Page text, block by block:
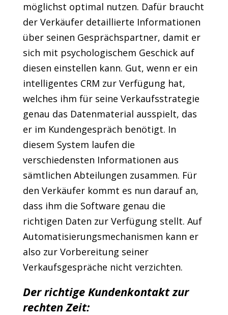
möglichst optimal nutzen. Dafür braucht
der Verkäufer detaillierte Informationen
über seinen Gesprächspartner, damit er
sich mit psychologischem Geschick auf
diesen einstellen kann. Gut, wenn er ein
intelligentes CRM zur Verfügung hat,
welches ihm für seine Verkaufsstrategie
genau das Datenmaterial ausspielt, das
er im Kundengespräch benötigt. In
diesem System laufen die
verschiedensten Informationen aus
sämtlichen Abteilungen zusammen. Für
den Verkäufer kommt es nun darauf an,
dass ihm die Software genau die
richtigen Daten zur Verfügung stellt. Auf
Automatisierungsmechanismen kann er
also zur Vorbereitung seiner
Verkaufsgespräche nicht verzichten.
Der richtige Kundenkontakt zur
rechten Zeit: